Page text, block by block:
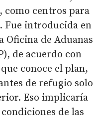
como centros para
Fue introducida en
Oficina de Aduanas
de acuerdo con
conoce el plan,
de refugio solo
Eso implicaría
de las